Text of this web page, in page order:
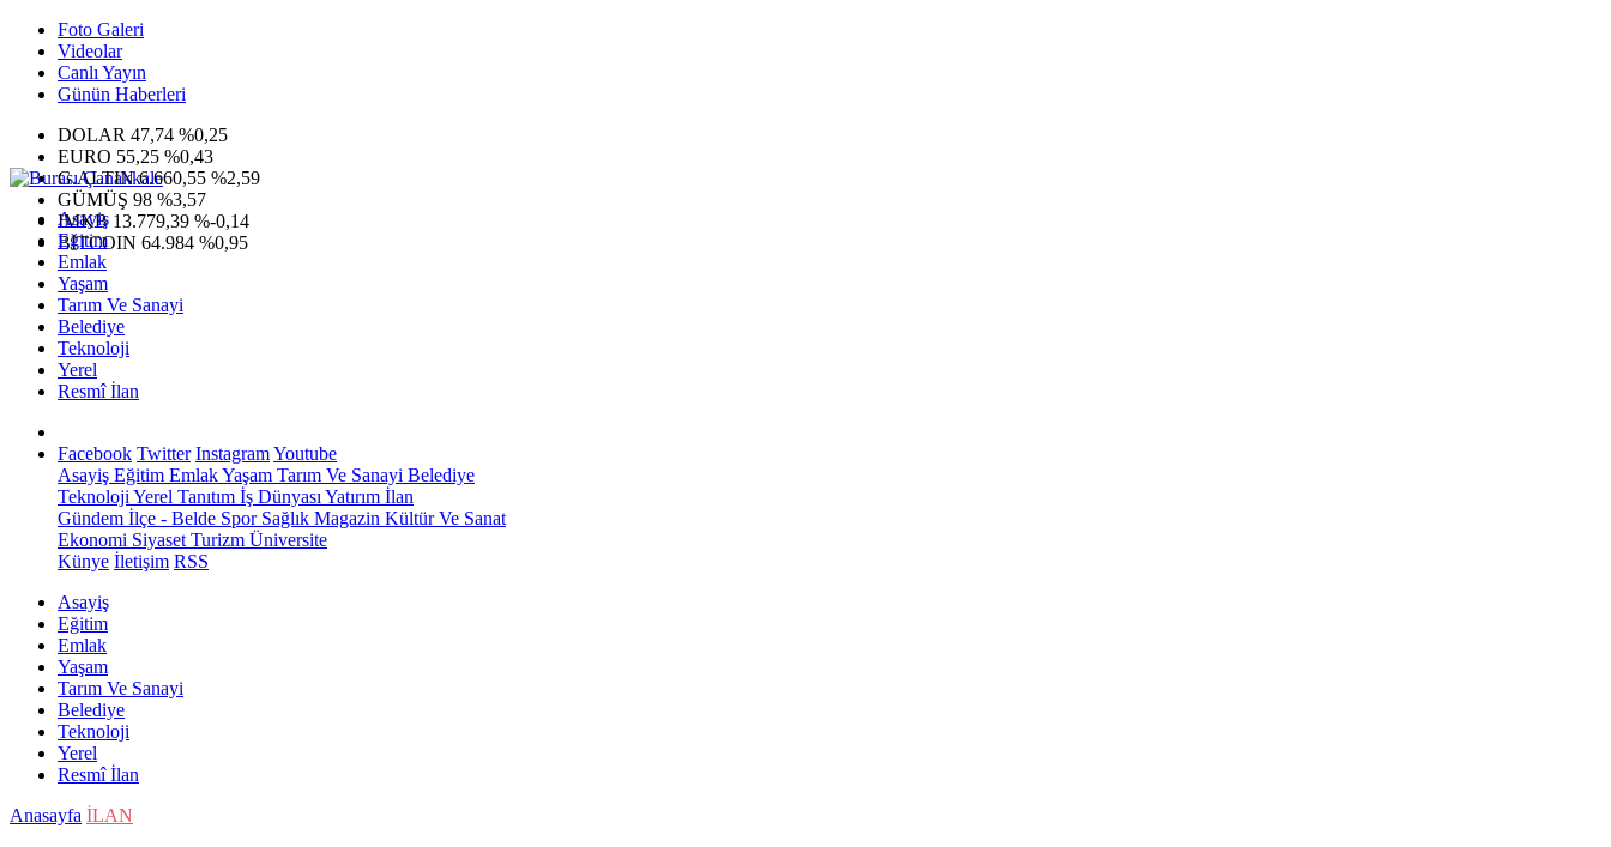
Foto Galeri
Videolar
Canlı Yayın
Günün Haberleri
DOLAR 47,74 %0,25
EURO 55,25 %0,43
G.ALTIN6.660,55 %2,59
GÜMÜŞ 98 %3,57
IMKB 13.779,39 %-0,14
BITCOIN 64.984 %0,95
Asayiş
Eğitim
Emlak
Yaşam
Tarım Ve Sanayi
Belediye
Teknoloji
Yerel
Resmî İlan
Facebook Twitter InstagramYoutube
Asayiş Eğitim EmlakYaşam Tarım Ve Sanayi Belediye
Teknoloji Yerel Tanıtım İş Dünyası Yatırım İlan
Gündem İlçe - Belde SporSağlık Magazin Kültür Ve Sanat
Ekonomi Siyaset Turizm Üniversite
Künye İletişim RSS
Asayiş
Eğitim
Emlak
Yaşam
Tarım Ve Sanayi
Belediye
Teknoloji
Yerel
Resmî İlan
Anasayfa İLAN